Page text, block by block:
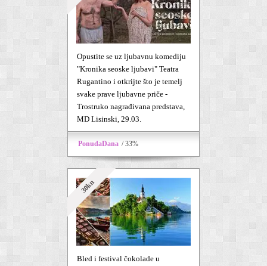
Opustite se uz ljubavnu komediju
"Kronika seoske ljubavi" Teatra
Rugantino i otkrijte što je temelj
svake prave ljubavne priče -
Trostruko nagrađivana predstava,
MD Lisinski, 29.03.
PonudaDana / 33%
30kn
Bled i festival čokolade u